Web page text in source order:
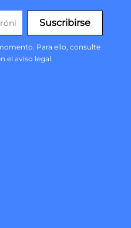
Para ello, consulte
el aviso legal.